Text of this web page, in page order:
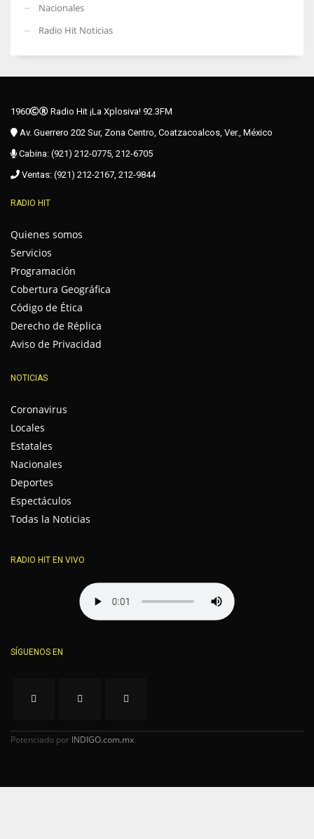
Nacionales
Radio Hit Noticias
1960
Radio Hit ¡La Xplosiva! 92.3FM
Av. Guerrero 202 Sur, Zona Centro, Coatzacoalcos, Ver., México
Cabina: (921) 212-0775, 212-6705
Ventas: (921) 212-2167, 212-9844
RADIO HIT
Quienes somos
Servicios
Programación
Cobertura Geográfica
Código de Ética
Derecho de Réplica
Aviso de Privacidad
NOTICIAS
Coronavirus
Locales
Estatales
Nacionales
Deportes
Espectáculos
Todas la Noticias
RADIO HIT EN VIVO
SÍGUENOS EN
Potenciado por INDIGO.com.mx.